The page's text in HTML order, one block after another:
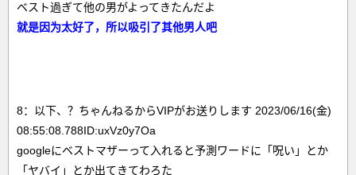
ベスト過ぎて他の男がよってきたんだよ
就是因为太好了，所以吸引了其他男人吧
8：以下、？ちゃんねるからVIPがお送りします 2023/06/16(金)
08:55:08.788ID:uxVz0y7Oa
googleにベストマザーって入れると予測ワードに「呪い」とか
「ヤバイ」とか出てきてわろた